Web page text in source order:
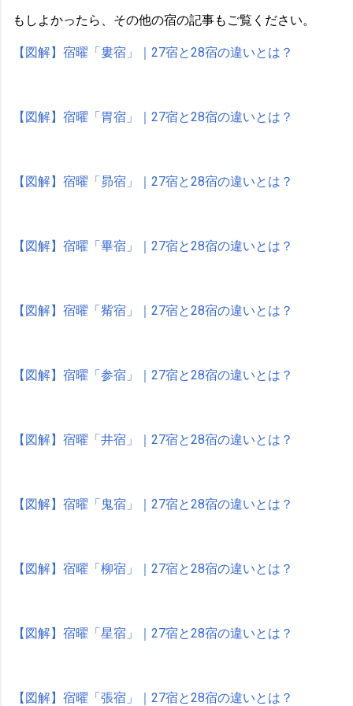
もしよかったら、その他の宿の記事もご覧ください。
【図解】宿曜「婁宿」｜27宿と28宿の違いとは？
【図解】宿曜「胃宿」｜27宿と28宿の違いとは？
【図解】宿曜「昴宿」｜27宿と28宿の違いとは？
【図解】宿曜「畢宿」｜27宿と28宿の違いとは？
【図解】宿曜「觜宿」｜27宿と28宿の違いとは？
【図解】宿曜「参宿」｜27宿と28宿の違いとは？
【図解】宿曜「井宿」｜27宿と28宿の違いとは？
【図解】宿曜「鬼宿」｜27宿と28宿の違いとは？
【図解】宿曜「柳宿」｜27宿と28宿の違いとは？
【図解】宿曜「星宿」｜27宿と28宿の違いとは？
【図解】宿曜「張宿」｜27宿と28宿の違いとは？